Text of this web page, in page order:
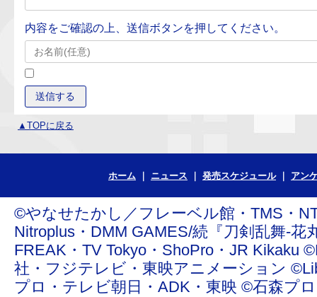
内容をご確認の上、送信ボタンを押してください。
▲TOPに戻る
ホーム ニュース 発売スケジュール アン
©やなせたかし／フレーベル館・TMS・
Nitroplus・DMM GAMES/続『刀剣乱舞-
FREAK・TV Tokyo・ShoPro・JR
社・フジテレビ・東映アニメーション
プロ・テレビ朝日・ADK・東映 ©石森プ